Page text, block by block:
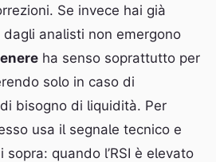
Se invece hai già
analisti non emergono
ha senso soprattutto per
solo in caso di
bisogno di liquidità. Per
usa il segnale tecnico e
sopra: quando l’RSI è elevato